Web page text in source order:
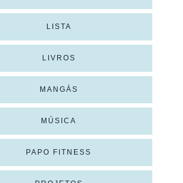
LISTA
LIVROS
MANGÁS
MÚSICA
PAPO FITNESS